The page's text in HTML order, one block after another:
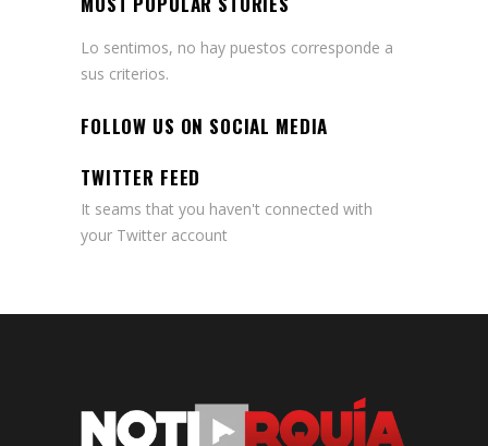
Lo sentimos, no hay puestos corresponde a
sus criterios.
FOLLOW US ON SOCIAL MEDIA
TWITTER FEED
It seams that you haven't connected with
your Twitter account